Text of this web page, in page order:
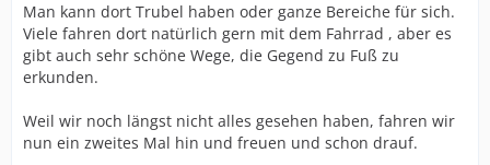
Man kann dort Trubel haben oder ganze Bereiche für sich.
Viele fahren dort natürlich gern mit dem Fahrrad , aber es
gibt auch sehr schöne Wege, die Gegend zu Fuß zu
erkunden.
Weil wir noch längst nicht alles gesehen haben, fahren wir
nun ein zweites Mal hin und freuen und schon drauf.